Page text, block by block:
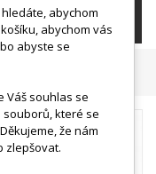
abychom
abychom vás
abyste se
Váš souhlas se
které se
že nám
zlepšovat.